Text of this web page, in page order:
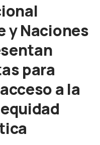
y Naciones
para
a la